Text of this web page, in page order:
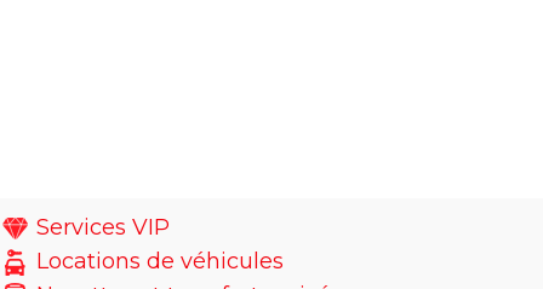
Services VIP
Locations de véhicules